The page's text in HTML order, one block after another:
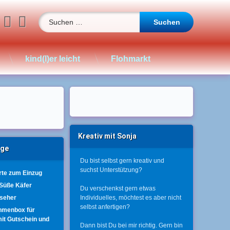
YouTube
E-mail
Suchen nach:
kind(l)er leicht Flohmarkt
zum Einzug
Käfer
für
Gutschein und
Kreativ mit Sonja
Du bist selbst gern kreativ und
suchst Unterstützung?
Du verschenkst gern etwas
Individuelles, möchtest es aber nicht
selbst anfertigen?
Dann bist Du bei mir richtig. Gern bin